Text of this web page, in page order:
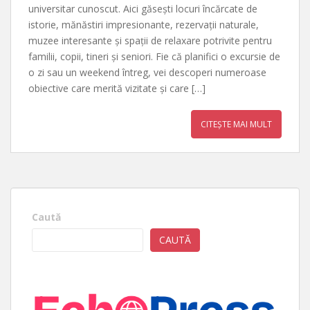
universitar cunoscut. Aici găsești locuri încărcate de
istorie, mănăstiri impresionante, rezervații naturale,
muzee interesante și spații de relaxare potrivite pentru
familii, copii, tineri și seniori. Fie că planifici o excursie de
o zi sau un weekend întreg, vei descoperi numeroase
obiective care merită vizitate și care […]
CITEȘTE MAI MULT
Caută
CAUTĂ